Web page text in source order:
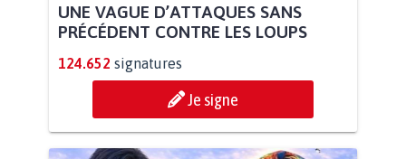
UNE VAGUE D’ATTAQUES SANS
PRÉCÉDENT CONTRE LES LOUPS
124.652 signatures
Je signe